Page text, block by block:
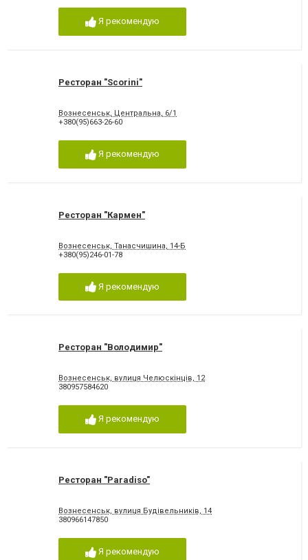
Я рекомендую
Ресторан "Scorini"
Вознесенськ, Центральна, 6/1
+380(95)663-26-60
Я рекомендую
Ресторан "Кармен"
Вознесенськ, Танасчишина, 14-Б
+380(95)246-01-78
Я рекомендую
Ресторан "Володимир"
Вознесенськ, вулиця Челюскінців, 12
380957584620
Я рекомендую
Ресторан "Paradiso"
Вознесенськ, вулиця Будівельників, 14
380966147850
Я рекомендую